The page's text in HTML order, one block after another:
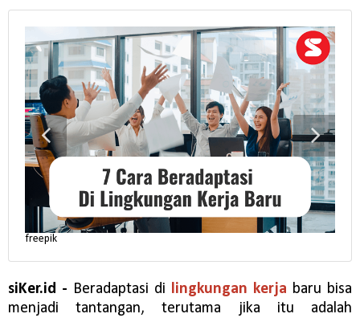
freepik
siKer.id - Beradaptasi di lingkungan kerja baru bisa
menjadi tantangan, terutama jika itu adalah